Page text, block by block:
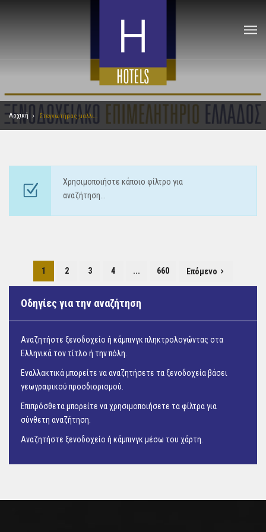
Αρχική
Χρησιμοποιήστε κάποιο φίλτρο για
αναζήτηση...
1 2 3 4 ... 660 Επόμενο
Οδηγίες για την αναζήτηση
Αναζητήστε ξενοδοχείο ή κάμπινγκ πληκτρολογώντας στα
Ελληνικά τον τίτλο ή την πόλη.
Εναλλακτικά μπορείτε να αναζητήσετε τα ξενοδοχεία βάσει
γεωγραφικού προσδιορισμού.
Επιπρόσθετα μπορείτε να χρησιμοποιήσετε τα φίλτρα για
σύνθετη αναζήτηση.
Αναζητήστε ξενοδοχείο ή κάμπινγκ μέσω του χάρτη.